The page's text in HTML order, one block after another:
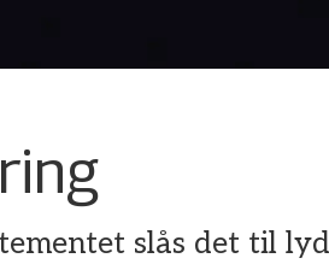
slås det til